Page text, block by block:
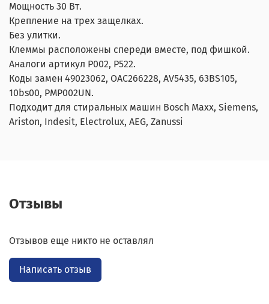
Мощность 30 Вт.
Крепление на трех защелках.
Без улитки.
Клеммы расположены спереди вместе, под фишкой.
Аналоги артикул P002, P522.
Коды замен 49023062, OAC266228, AV5435, 63BS105,
10bs00, PMP002UN.
Подходит для стиральных машин Bosch Maxx, Siemens,
Ariston, Indesit, Electrolux, AEG, Zanussi
Отзывы
Отзывов еще никто не оставлял
Написать отзыв